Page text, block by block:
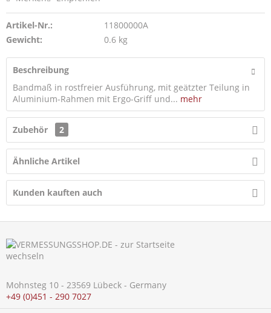
Artikel-Nr.:
11800000A
Gewicht:
0.6 kg
Beschreibung
Bandmaß in rostfreier Ausführung, mit geätzter Teilung in
Aluminium-Rahmen mit Ergo-Griff und... mehr
Zubehör 2
Ähnliche Artikel
Kunden kauften auch
Mohnsteg 10 - 23569 Lübeck - Germany
+49 (0)451 - 290 7027